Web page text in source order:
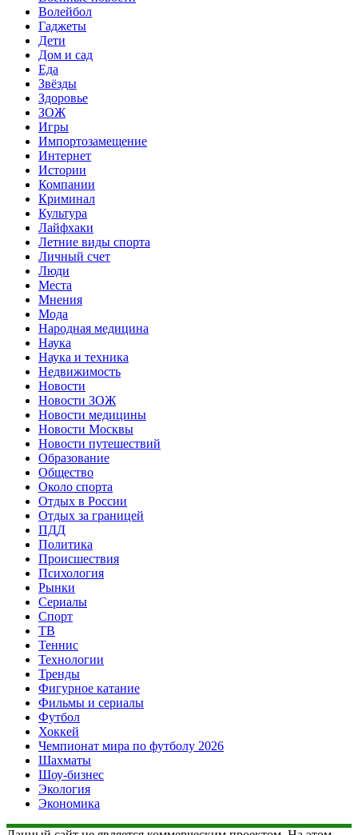
Волейбол
Гаджеты
Дети
Дом и сад
Еда
Звёзды
Здоровье
ЗОЖ
Игры
Импортозамещение
Интернет
Истории
Компании
Криминал
Культура
Лайфхаки
Летние виды спорта
Личный счет
Люди
Места
Мнения
Мода
Народная медицина
Наука
Наука и техника
Недвижимость
Новости
Новости ЗОЖ
Новости медицины
Новости Москвы
Новости путешествий
Образование
Общество
Около спорта
Отдых в России
Отдых за границей
ПДД
Политика
Происшествия
Психология
Рынки
Сериалы
Спорт
ТВ
Теннис
Технологии
Тренды
Фигурное катание
Фильмы и сериалы
Футбол
Хоккей
Чемпионат мира по футболу 2026
Шахматы
Шоу-бизнес
Экология
Экономика